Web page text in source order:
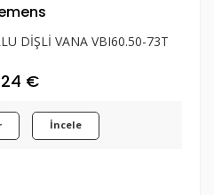
DİŞLİ VANA VBI60.50-73T
€
İncele